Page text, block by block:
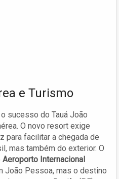
e Turismo
sucesso do Tauá João
O novo resort exige
para facilitar a chegada de
mas também do exterior. O
Aeroporto Internacional
João Pessoa, mas o destino